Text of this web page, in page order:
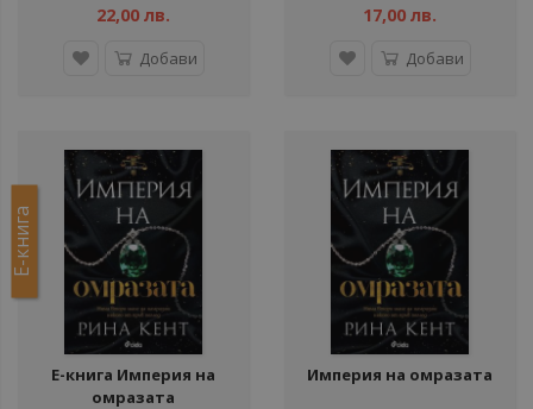
22,00 лв.
Добави
17,00 лв.
Добави
Е-книга
Е-книга Империя на
омразата
Империя на омразата